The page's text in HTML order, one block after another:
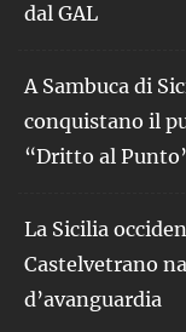
dal GAL
A Sambuca di
conquistano il
“Dritto al
La Sicilia
Castelvetrano
d’avanguardia